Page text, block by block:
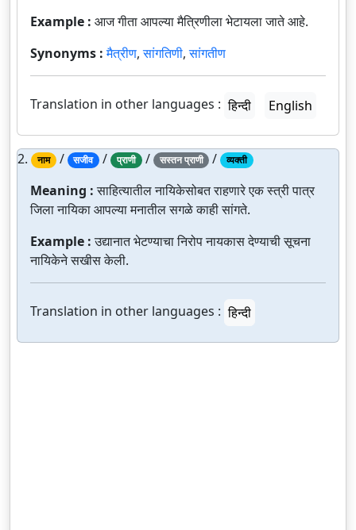
Example : आज गीता आपल्या मैत्रिणीला भेटायला जाते आहे.
Synonyms :मैत्रीण,सांगतिणी,सांगतीण
Translation in other languages : हिन्दी English
2. नाम / सजीव / प्राणी / सस्तन प्राणी / व्यक्ती
Meaning :साहित्यातील नायिकेसोबत राहणारे एक स्त्री पात्र
जिला नायिका आपल्या मनातील सगळे काही सांगते.
Example :उद्यानात भेटण्याचा निरोप नायकास देण्याची सूचना
नायिकेने सखीस केली.
Translation in other languages : हिन्दी